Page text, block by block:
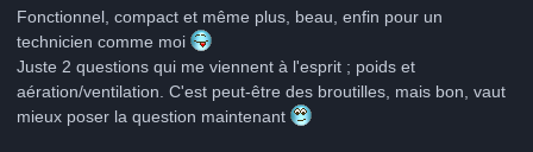
Fonctionnel, compact et même plus, beau, enfin pour un
technicien comme moi
Juste 2 questions qui me viennent à l'esprit ; poids et
aération/ventilation. C'est peut-être des broutilles, mais bon, vaut
mieux poser la question maintenant